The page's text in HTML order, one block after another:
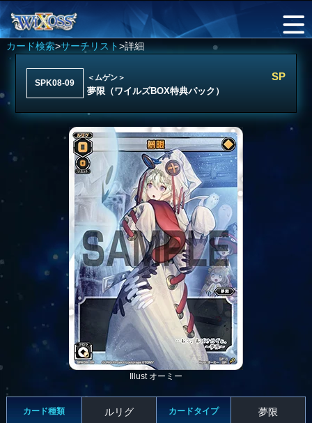
カード検索>サーチリスト>詳細
SPK08-09
＜ムゲン＞
夢限（ワイルズBOX特典パック）
SP
Illust オーミー
カード種類 ルリグ カードタイプ 夢限